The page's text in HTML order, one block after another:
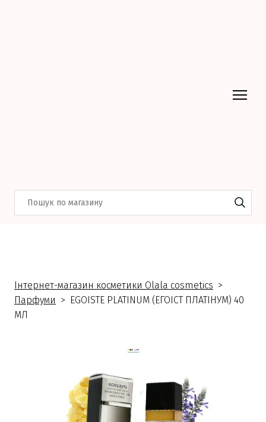
Інтернет-магазин косметики Olala cosmetics
Парфуми
EGOISTE PLATINUM (ЕГОІСТ ПЛАТІНУМ) 40
МЛ